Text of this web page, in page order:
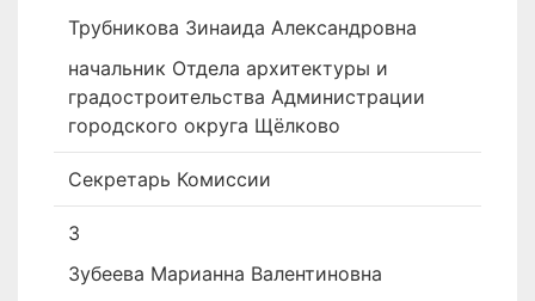
Трубникова Зинаида Александровна
начальник Отдела архитектуры и
градостроительства Администрации
городского округа Щёлково
Секретарь Комиссии
3
Зубеева Марианна Валентиновна